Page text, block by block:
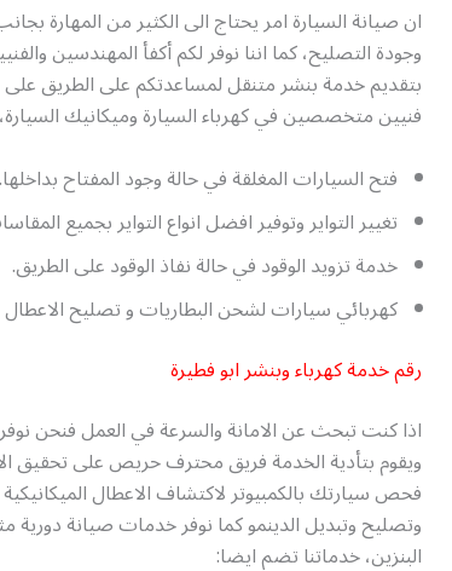
ان صيانة السيارة امر يحتاج الى الكثير من المهارة
وجودة التصليح، كما اننا نوفر لكم أكفأ المهندسين
فنيين متخصصين في كهرباء السيارة وميكانيك السيارة،
فتح السيارات المغلقة في حالة وجود المفتاح بداخلها.
تغيير التواير وتوفير افضل انواع التواير بجميع
خدمة تزويد الوقود في حالة نفاذ الوقود على الطريق.
كهربائي سيارات لشحن البطاريات و تصليح الاعطال
رقم خدمة كهرباء وبنشر ابو فطيرة
اذا كنت تبحث عن الامانة والسرعة في العمل فنحن
ويقوم بتأدية الخدمة فريق محترف حريص على تحقيق
فحص سيارتك بالكمبيوتر لاكتشاف الاعطال
وتصليح وتبديل الدينمو كما نوفر خدمات صيانة دورية
البنزين، خدماتنا تضم ايضا: